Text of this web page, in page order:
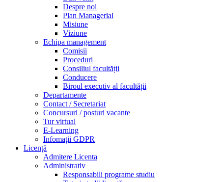
Despre noi
Plan Managerial
Misiune
Viziune
Echipa management
Comisii
Proceduri
Consiliul facultății
Conducere
Biroul executiv al facultății
Departamente
Contact / Secretariat
Concursuri / posturi vacante
Tur virtual
E-Learning
Infomații GDPR
Licență
Admitere Licenta
Administrativ
Responsabili programe studiu